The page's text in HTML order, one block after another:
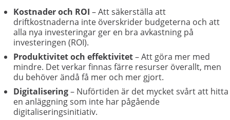
Kostnader och ROI – Att säkerställa att
driftkostnaderna inte överskrider budgeterna och att
alla nya investeringar ger en bra avkastning på
investeringen (ROI).
Produktivitet och effektivitet– Att göra mer med
mindre. Det verkar finnas färre resurser överallt, men
du behöver ändå få mer och mer gjort.
Digitalisering– Nuförtiden är det mycket svårt att hitta
en anläggning som inte har pågående
digitaliseringsinitiativ.